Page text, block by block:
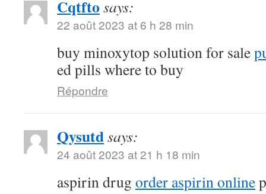
Cqtfto says:
22 août 2023 at 6 h 28 min
buy minoxytop solution for sale
ed pills where to buy
Répondre
Qysutdsays:
24 août 2023 at 21 h 18 min
aspirin drug order aspirin online